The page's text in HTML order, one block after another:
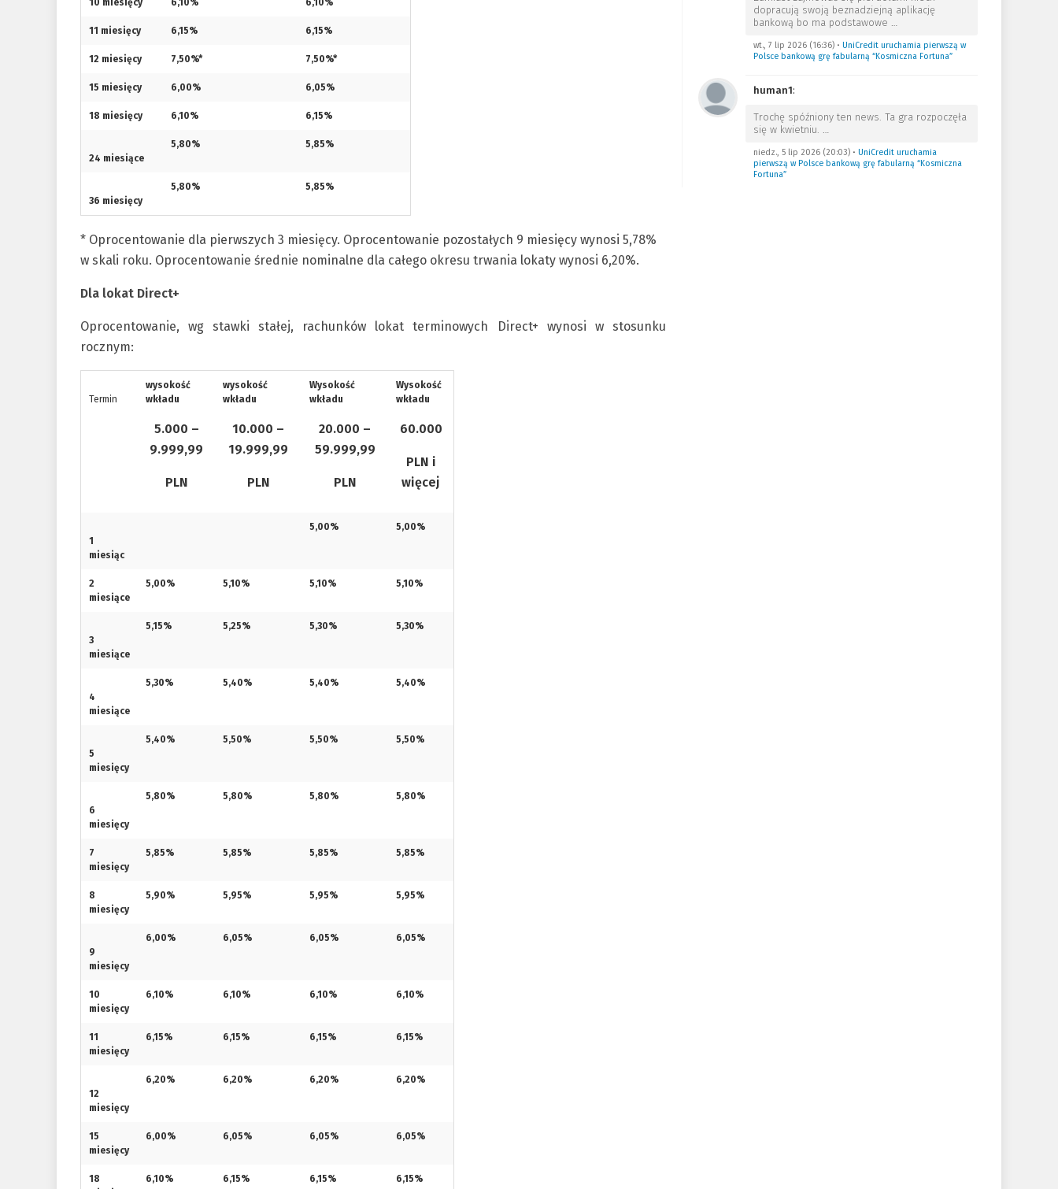
10 miesięcy 6,10% 6,10%
11 miesięcy 6,15% 6,15%
12 miesięcy 7,50%* 7,50%*
15 miesięcy 6,00% 6,05%
18 miesięcy 6,10% 6,15%
24 miesiące
5,80% 5,85%
36 miesięcy
5,80% 5,85%
* Oprocentowanie dla pierwszych 3 miesięcy. Oprocentowanie pozostałych 9 miesięcy wynosi 5,78%
w skali roku. Oprocentowanie średnie nominalne dla całego okresu trwania lokaty wynosi 6,20%.
Dla lokat Direct+
Oprocentowanie, wg stawki stałej, rachunków lokat terminowych Direct+ wynosi w stosunku
rocznym:
Termin
wysokość
wkładu
5.000 –
9.999,99
PLN
wysokość
wkładu
10.000 –
19.999,99
PLN
Wysokość
wkładu
20.000 –
59.999,99
PLN
Wysokość
wkładu
60.000
PLN i
więcej
1
miesiąc
5,00% 5,00%
2
miesiące
5,00% 5,10% 5,10% 5,10%
3
miesiące
5,15% 5,25% 5,30% 5,30%
4
miesiące
5,30% 5,40% 5,40% 5,40%
5
miesięcy
5,40% 5,50% 5,50% 5,50%
6
miesięcy
5,80% 5,80% 5,80% 5,80%
7
miesięcy
5,85% 5,85% 5,85% 5,85%
8
miesięcy
5,90% 5,95% 5,95% 5,95%
9
miesięcy
6,00% 6,05% 6,05% 6,05%
10
miesięcy
6,10% 6,10% 6,10% 6,10%
11
miesięcy
6,15% 6,15% 6,15% 6,15%
12
miesięcy
6,20% 6,20% 6,20% 6,20%
15
miesięcy
6,00% 6,05% 6,05% 6,05%
18
6,10% 6,15% 6,15% 6,15%
dopracują swoją beznadziejną aplikację
bankową bo ma podstawowe …
wt., 7 lip 2026 (16:36)• UniCredit uruchamia pierwszą w
Polsce bankową grę fabularną “Kosmiczna Fortuna”
human1:
Trochę spóźniony ten news. Ta gra rozpoczęła
się w kwietniu. …
niedz., 5 lip 2026 (20:03)• UniCredit uruchamia
pierwszą w Polsce bankową grę fabularną “Kosmiczna
Fortuna”